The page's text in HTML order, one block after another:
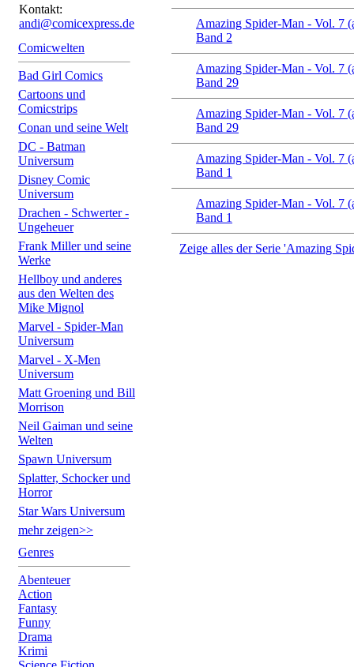
Kontakt:
andi@comicexpress.de
Comicwelten
Bad Girl Comics
Cartoons und
Comicstrips
Conan und seine Welt
DC - Batman
Universum
Disney Comic
Universum
Drachen - Schwerter -
Ungeheuer
Frank Miller und seine
Werke
Hellboy und anderes
aus den Welten des
Mike Mignol
Marvel - Spider-Man
Universum
Marvel - X-Men
Universum
Matt Groening und Bill
Morrison
Neil Gaiman und seine
Welten
Spawn Universum
Splatter, Schocker und
Horror
Star Wars Universum
mehr zeigen>>
Genres
Abenteuer
Action
Fantasy
Funny
Drama
Krimi
Amazing Spider-Man - Vol. 7
Band 2
Amazing Spider-Man - Vol. 7
Band 29
Amazing Spider-Man - Vol. 7
Band 29
Amazing Spider-Man - Vol. 7
Band 1
Amazing Spider-Man - Vol. 7
Band 1
Zeige alles der Serie 'Amazing